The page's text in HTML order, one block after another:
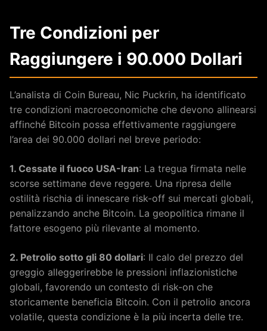
Tre Condizioni per
Raggiungere i 90.000 Dollari
L’analista di Coin Bureau, Nic Puckrin, ha identificato
tre condizioni macroeconomiche che devono allinearsi
affinché Bitcoin possa effettivamente raggiungere
l’area dei 90.000 dollari nel breve periodo:
1. Cessate il fuoco USA-Iran: La tregua firmata nelle
scorse settimane deve reggere. Una ripresa delle
ostilità rischia di innescare risk-off sui mercati globali,
penalizzando anche Bitcoin. La geopolitica rimane il
fattore esogeno più rilevante al momento.
2. Petrolio sotto gli 80 dollari: Il calo del prezzo del
greggio alleggerirebbe le pressioni inflazionistiche
globali, favorendo un contesto di risk-on che
storicamente beneficia Bitcoin. Con il petrolio ancora
volatile, questa condizione è la più incerta delle tre.